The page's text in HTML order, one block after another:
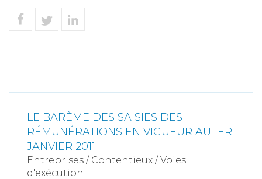
LE BARÈME DES SAISIES DES
RÉMUNÉRATIONS EN VIGUEUR AU 1ER
JANVIER 2011
Entreprises / Contentieux /Voies
d'exécution